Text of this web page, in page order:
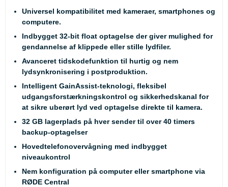
Universel kompatibilitet med kameraer, smartphones og
computere.
Indbygget 32-bit float optagelse der giver mulighed for
gendannelse af klippede eller stille lydfiler.
Avanceret tidskodefunktion til hurtig og nem
lydsynkronisering i postproduktion.
Intelligent GainAssist-teknologi, fleksibel
udgangsforstærkningskontrol og sikkerhedskanal for
at sikre uberørt lyd ved optagelse direkte til kamera.
32 GB lagerplads på hver sender til over 40 timers
backup-optagelser
Hovedtelefonovervågning med indbygget
niveaukontrol
Nem konfiguration på computer eller smartphone via
RØDE Central